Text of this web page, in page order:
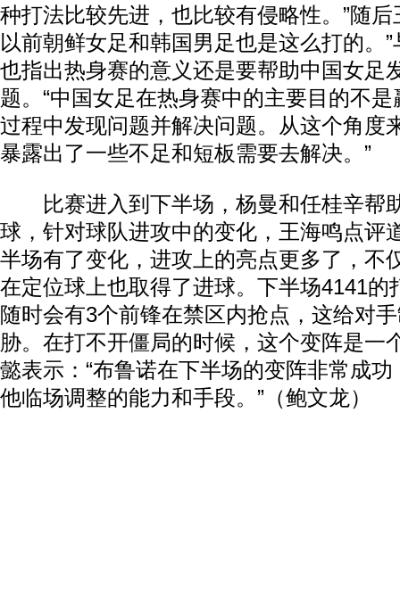
种打法比较先进，也比较有侵略性。”随后
以前朝鲜女足和韩国男足也是这么打的。
也指出热身赛的意义还是要帮助中国女足
题。“中国女足在热身赛中的主要目的不
过程中发现问题并解决问题。从这个角度
暴露出了一些不足和短板需要去解决。”
比赛进入到下半场，杨曼和任桂辛帮
球，针对球队进攻中的变化，王海鸣点评
半场有了变化，进攻上的亮点更多了，不
在定位球上也取得了进球。下半场4141的
随时会有3个前锋在禁区内抢点，这给对
胁。在打不开僵局的时候，这个变阵是一
懿表示：“布鲁诺在下半场的变阵非常成
他临场调整的能力和手段。”（鲍文龙）